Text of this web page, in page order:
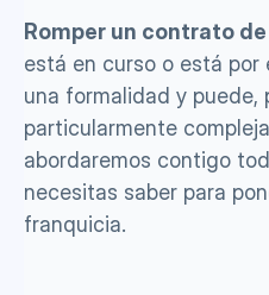
Romper un contrato
está en curso o está por
una formalidad y puede,
particularmente
abordaremos contigo
necesitas saber para
franquicia.